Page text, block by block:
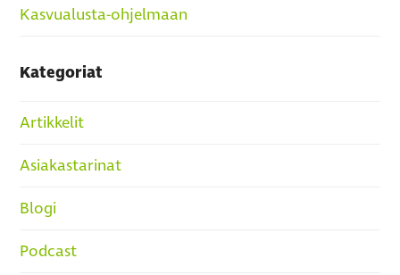
Kasvualusta-ohjelmaan
Kategoriat
Artikkelit
Asiakastarinat
Blogi
Podcast